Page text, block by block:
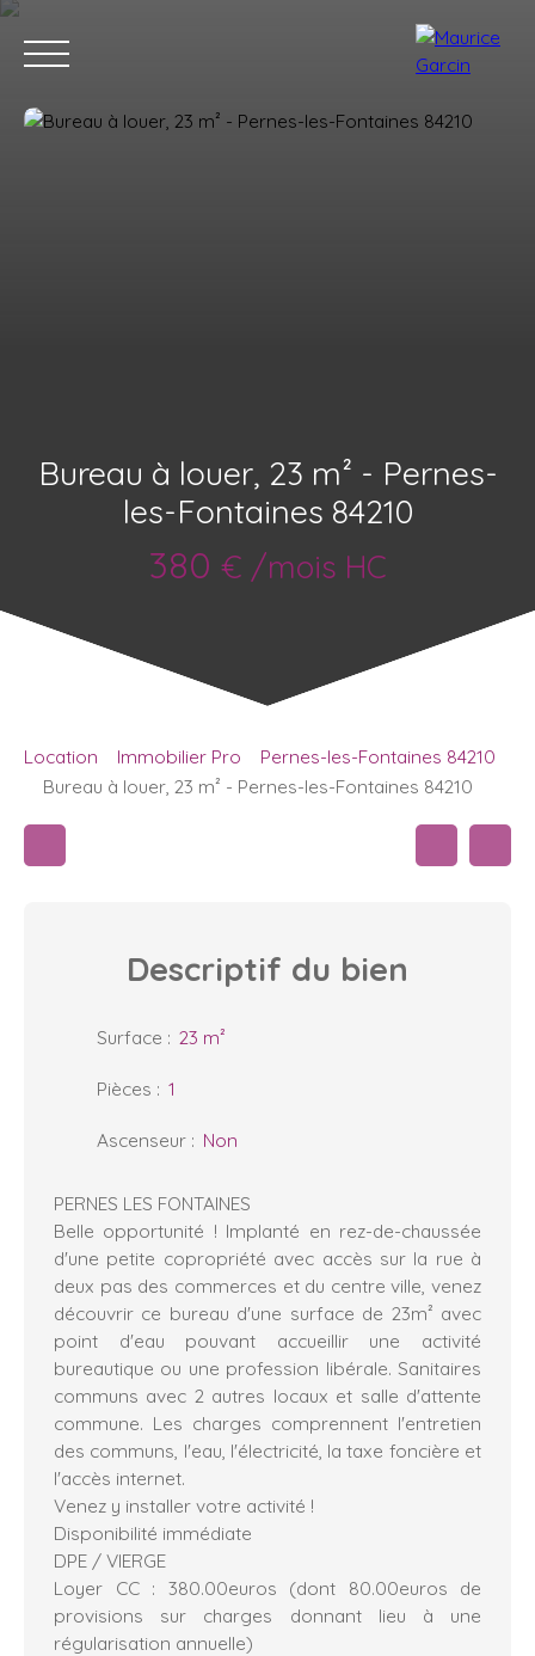
Bureau à louer, 23 m² - Pernes-
les-Fontaines 84210
380 € /mois HC
Location Immobilier Pro
Pernes-les-Fontaines 84210
Bureau à louer, 23 m² - Pernes-les-Fontaines 84210
Descriptif du bien
Surface : 23 m²
Pièces : 1
Ascenseur : Non
PERNES LES FONTAINES
Belle opportunité ! Implanté en rez-de-chaussée
d'une petite copropriété avec accès sur la rue à
deux pas des commerces et du centre ville, venez
découvrir ce bureau d'une surface de 23m² avec
point d'eau pouvant accueillir une activité
bureautique ou une profession libérale. Sanitaires
communs avec 2 autres locaux et salle d'attente
commune. Les charges comprennent l'entretien
des communs, l'eau, l'électricité, la taxe foncière et
l'accès internet.
Venez y installer votre activité !
Disponibilité immédiate
DPE / VIERGE
Loyer CC : 380.00euros (dont 80.00euros de
provisions sur charges donnant lieu à une
régularisation annuelle)